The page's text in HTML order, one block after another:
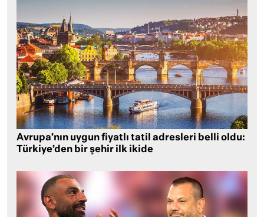
Avrupa’nın uygun fiyatlı tatil adresleri belli oldu:
Türkiye’den bir şehir ilk ikide